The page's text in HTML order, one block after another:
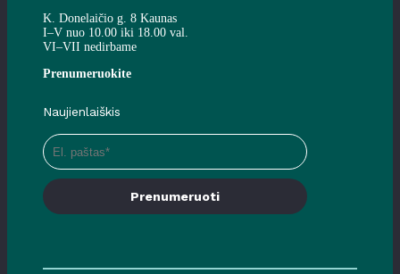
K. Donelaičio g. 8 Kaunas
I–V nuo 10.00 iki 18.00 val.
VI–VII nedirbame
Prenumeruokite
Naujienlaiškis
Prenumeruoti